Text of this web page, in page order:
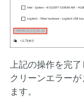
上記の操作を完
クリーンエラー
ます。